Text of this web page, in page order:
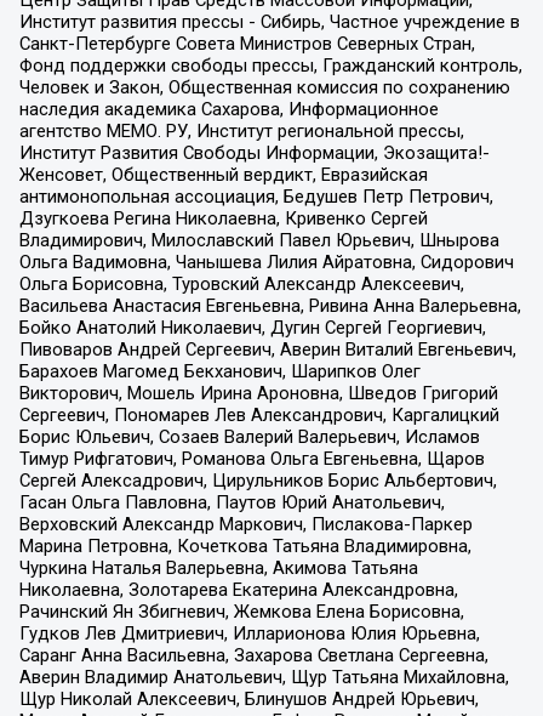
Институт развития прессы - Сибирь, Частное учреждение в
Санкт-Петербурге Совета Министров Северных Стран,
Фонд поддержки свободы прессы, Гражданский контроль,
Человек и Закон, Общественная комиссия по сохранению
наследия академика Сахарова, Информационное
агентство МЕМО. РУ, Институт региональной прессы,
Институт Развития Свободы Информации, Экозащита!-
Женсовет, Общественный вердикт, Евразийская
антимонопольная ассоциация, Бедушев Петр Петрович,
Дзугкоева Регина Николаевна, Кривенко Сергей
Владимирович, Милославский Павел Юрьевич, Шнырова
Ольга Вадимовна, Чанышева Лилия Айратовна, Сидорович
Ольга Борисовна, Туровский Александр Алексеевич,
Васильева Анастасия Евгеньевна, Ривина Анна Валерьевна,
Бойко Анатолий Николаевич, Дугин Сергей Георгиевич,
Пивоваров Андрей Сергеевич, Аверин Виталий Евгеньевич,
Барахоев Магомед Бекханович, Шарипков Олег
Викторович, Мошель Ирина Ароновна, Шведов Григорий
Сергеевич, Пономарев Лев Александрович, Каргалицкий
Борис Юльевич, Созаев Валерий Валерьевич, Исламов
Тимур Рифгатович, Романова Ольга Евгеньевна, Щаров
Сергей Алексадрович, Цирульников Борис Альбертович,
Гасан Ольга Павловна, Паутов Юрий Анатольевич,
Верховский Александр Маркович, Пислакова-Паркер
Марина Петровна, Кочеткова Татьяна Владимировна,
Чуркина Наталья Валерьевна, Акимова Татьяна
Николаевна, Золотарева Екатерина Александровна,
Рачинский Ян Збигневич, Жемкова Елена Борисовна,
Гудков Лев Дмитриевич, Илларионова Юлия Юрьевна,
Саранг Анна Васильевна, Захарова Светлана Сергеевна,
Аверин Владимир Анатольевич, Щур Татьяна Михайловна,
Щур Николай Алексеевич, Блинушов Андрей Юрьевич,